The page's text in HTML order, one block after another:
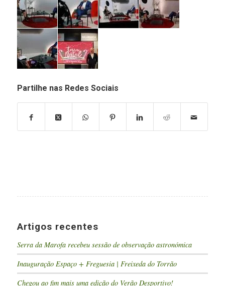
Partilhe nas Redes Sociais
Artigos recentes
Serra da Marofa recebeu sessão de observação astronómica
Inauguração Espaço + Freguesia | Freixeda do Torrão
Chegou ao fim mais uma edição do Verão Desportivo!